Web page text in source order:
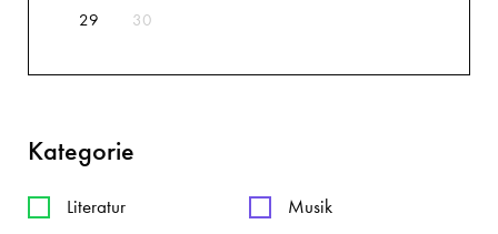
29 30
Kategorie
Literatur
Musik